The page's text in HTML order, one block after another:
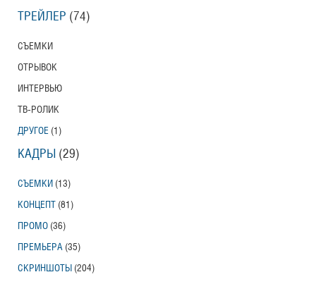
ТРЕЙЛЕР (74)
СЪЕМКИ
ОТРЫВОК
ИНТЕРВЬЮ
ТВ-РОЛИК
ДРУГОЕ (1)
КАДРЫ (29)
СЪЕМКИ (13)
КОНЦЕПТ (81)
ПРОМО (36)
ПРЕМЬЕРА (35)
СКРИНШОТЫ (204)